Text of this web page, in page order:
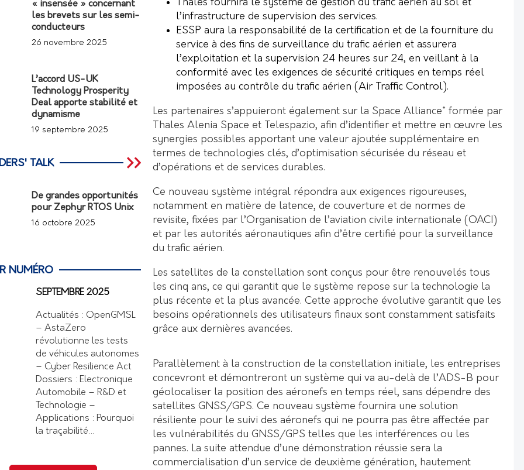
Thales fournira le système de gestion du trafic aérien au sol et
l’infrastructure de supervision des services.
ESSP aura la responsabilité de la certification et de la fourniture du
service à des fins de surveillance du trafic aérien et assurera
l’exploitation et la supervision 24 heures sur 24, en veillant à la
conformité avec les exigences de sécurité critiques en temps réel
imposées au contrôle du trafic aérien (Air Traffic Control).
Les partenaires s’appuieront également sur la Space Alliance* formée par
Thales Alenia Space et Telespazio, afin d’identifier et mettre en œuvre les
synergies possibles apportant une valeur ajoutée supplémentaire en
termes de technologies clés, d’optimisation sécurisée du réseau et
d’opérations et de services durables.
Ce nouveau système intégral répondra aux exigences rigoureuses,
notamment en matière de latence, de couverture et de normes de
revisite, fixées par l’Organisation de l’aviation civile internationale (OACI)
et par les autorités aéronautiques afin d’être certifié pour la surveillance
du trafic aérien.
Les satellites de la constellation sont conçus pour être renouvelés tous
les cinq ans, ce qui garantit que le système repose sur la technologie la
plus récente et la plus avancée. Cette approche évolutive garantit que les
besoins opérationnels des utilisateurs finaux sont constamment satisfaits
grâce aux dernières avancées.
Parallèlement à la construction de la constellation initiale, les entreprises
concevront et démontreront un système qui va au-delà de l’ADS-B pour
géolocaliser la position des aéronefs en temps réel, sans dépendre des
satellites GNSS/GPS. Ce nouveau système fournira une solution
résiliente pour le suivi des aéronefs qui ne pourra pas être affectée par
les vulnérabilités du GNSS/GPS telles que les interférences ou les
pannes. La suite attendue d’une démonstration réussie sera la
commercialisation d’un service de deuxième génération, hautement
« insensée » concernant
les brevets sur les semi-
conducteurs
26 novembre 2025
L’accord US-UK
Technology Prosperity
Deal apporte stabilité et
dynamisme
19 septembre 2025
TALK
De grandes opportunités
pour Zephyr RTOS Unix
16 octobre 2025
NUMÉRO
SEPTEMBRE 2025
Actualités : OpenGMSL
– AstaZero
révolutionne les tests
de véhicules autonomes
– Cyber Resilience Act
Dossiers : Electronique
Automobile – R&D et
Technologie –
Applications : Pourquoi
la traçabilité…